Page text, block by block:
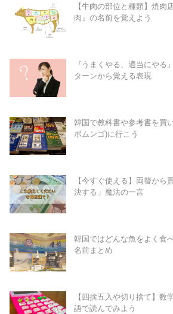
【牛肉の部位と種類】焼肉
肉』の名前を覚えよう
『うまくやる、適当にやる
ターンから覚える表現
韓国で教科書や参考書を買
ボムンゴ)に行こう
【今すぐ使える】両替から
決する」魔法の一言
韓国ではどんな魚をよく食
名前まとめ
【四捨五入や切り捨て】数
語で読んでみよう